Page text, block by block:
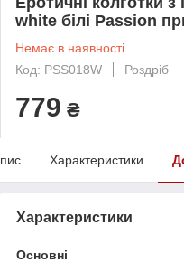
white білі Passion
Немає в наявності
Код: PSS018W
Роздріб
779 ₴
Характеристики
Характеристики
Основні